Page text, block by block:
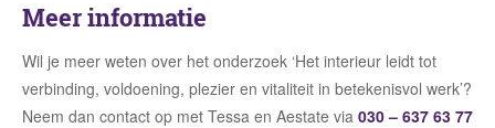
Meer informatie
Wil je meer weten over het onderzoek ‘Het interieur leidt tot
verbinding, voldoening, plezier en vitaliteit in betekenisvol werk’?
Neem dan contact op met Tessa en Aestate via 030 – 637 63 77